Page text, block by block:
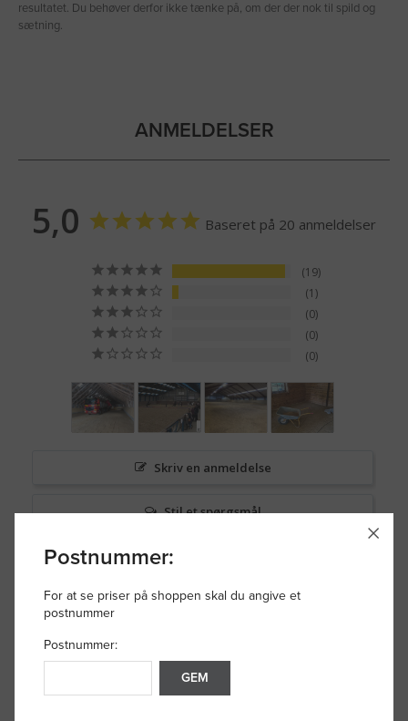
resultatet. Du behøver derfor ikke tænke på, om der der nok til spild og
sætning.
ANMELDELSER
5,0 Baseret på 20 anmeldelser
19
1
0
0
0
Skriv en anmeldelse
Stil et spørgsmål
Filtrer anmeldelser
Postnummer:
For at se priser på shoppen skal du angive et
postnummer
Postnummer:
GEM